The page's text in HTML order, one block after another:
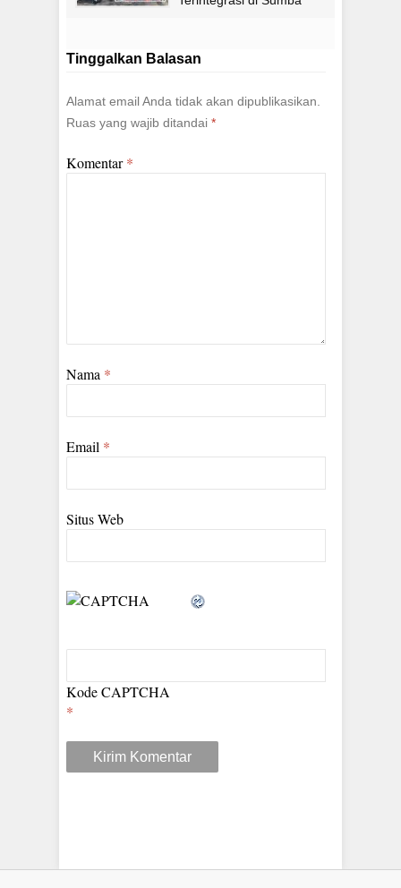
Tinggalkan Balasan
Alamat email Anda tidak akan dipublikasikan.
Ruas yang wajib ditandai *
Komentar*
Nama *
Email *
Situs Web
Kode CAPTCHA
*